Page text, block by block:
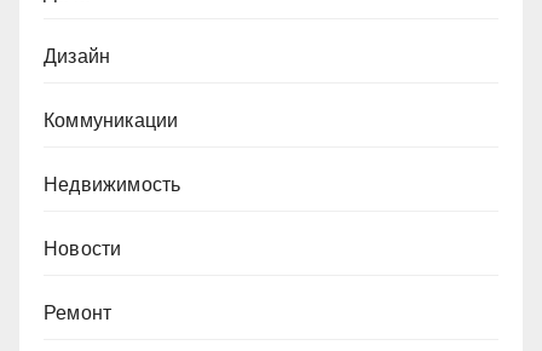
Дизайн
Коммуникации
Недвижимость
Новости
Ремонт